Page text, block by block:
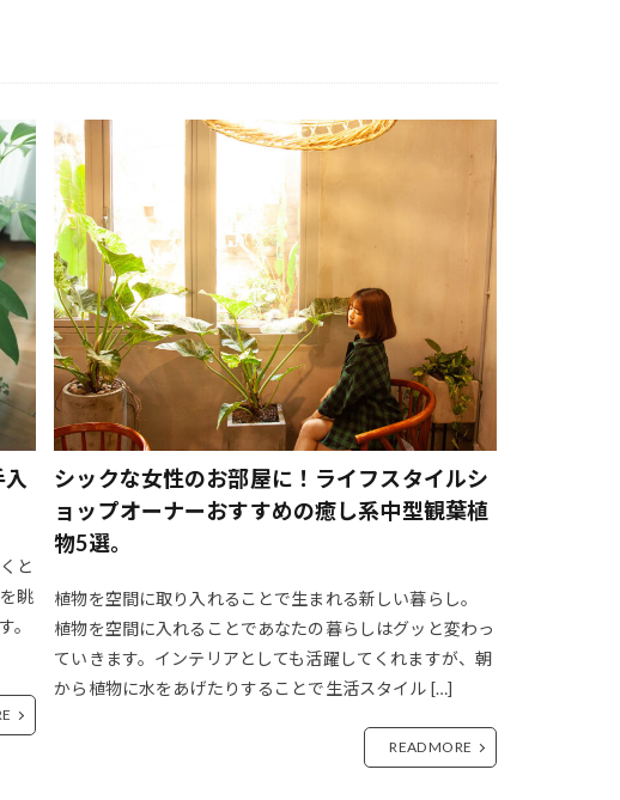
と
眺
。
シックな女性のお部屋に！ライフスタイルシ
ョップオーナーおすすめの癒し系中型観葉植
物5選。
植物を空間に取り入れることで生まれる新しい暮らし。
植物を空間に入れることであなたの暮らしはグッと変わっ
ていきます。インテリアとしても活躍してくれますが、朝
から植物に水をあげたりすることで生活スタイル […]
READ MORE
ー モデル
アレルギー体質
アンティーク
んバターサンド レシピ
ー
ンスタントコーヒー 氷
リア
ンテリアグリーン
ウッドテーブル
エバーフレッシュ
クハーブ
オーガニックヘナ
おうち アート
年
おかずの瓶詰め
け
おすすめ
環境
オブジェ
リンパスPEN
つ